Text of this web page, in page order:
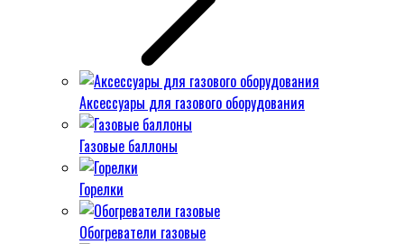
Аксессуары для газового оборудования
Газовые баллоны
Горелки
Обогреватели газовые